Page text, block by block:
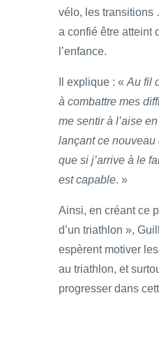
vélo, les transitions
a confié être atteint
l’enfance.
Il explique : « Au fil
à combattre mes
me sentir à l’aise
lançant ce nouveau
que si j’arrive à le
est capable. »
Ainsi, en créant ce
d’un triathlon »,
espèrent motiver
au triathlon, et
progresser dans